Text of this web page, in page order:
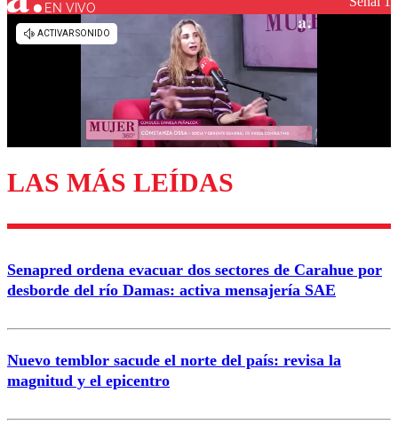
Los comentarios son moderados para garantizar un
diálogo respetuoso.
Enviar comentario
EN VIVO
LAS MÁS LEÍDAS
Senapred ordena evacuar dos sectores de Carahue por
desborde del río Damas: activa mensajería SAE
Nuevo temblor sacude el norte del país: revisa la
magnitud y el epicentro